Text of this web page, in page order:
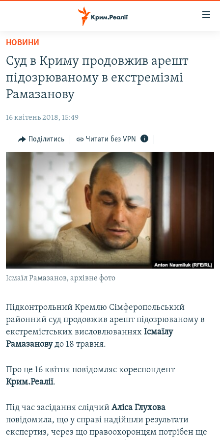
Перейти
основного
матеріалу
Перейти
до
основної
Перейти
до
ВОДА.КРИМ
ВІДЕО ТА ФОТО
БЛОГИ
ПОГЛЯД
ІНТЕРВ'Ю
ВСЕ ЗА ДЕНЬ
СПЕЦПРОЕКТИ
ВІДЕОУРОКИ «ELIFBE»
СВІДЧЕННЯ ОКУПАЦІЇ
УКРАЇНСЬКА ПРОБЛЕМА КРИМУ
ІНФОГРАФІКА
ЯК ОБІЙТИ БЛОКУВАННЯ
Русский
Qırımtatar
ДОЛУЧАЙСЯ!
Усі сайти RFE/RL
НОВИНИ
Суд в Криму продовжив арешт
підозрюваному в екстремізмі
Рамазанову
16 квітень 2018, 15:49
Поділитись Читати без VPN
Ісмаїл Рамазанов, архівне фото
Підконтрольний Кремлю Сімферопольський
районний суд продовжив арешт підозрюваному в
екстремістських висловлюваннях Ісмаїлу
Рамазановудо 18 травня.
Про це 16 квітня повідомляє кореспондент
Крим.Реалії.
Під час засідання слідчий Аліса Глухова
повідомила, що у справі надійшли результати
експертиз, через що правоохоронцям потрібен ще